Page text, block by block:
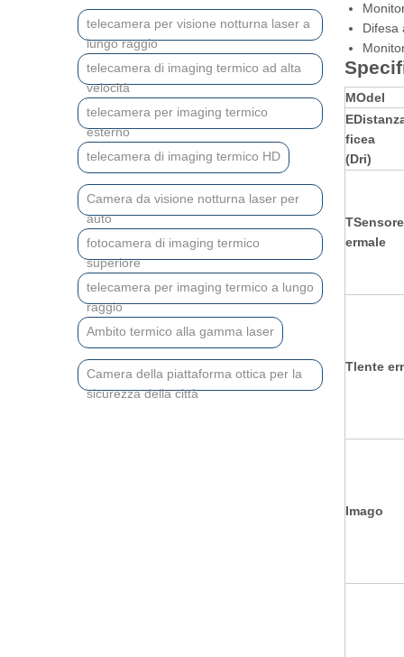
telecamera per visione notturna laser a
lungo raggio
telecamera di imaging termico ad alta
velocità
telecamera per imaging termico
esterno
telecamera di imaging termico HD
Camera da visione notturna laser per
auto
fotocamera di imaging termico
superiore
telecamera per imaging termico a lungo
raggio
Ambito termico alla gamma laser
Camera della piattaforma ottica per la
sicurezza della città
Difesa
MOdel
E
ficea
(Dri)
TSensore
ermale
Tlente
Imago